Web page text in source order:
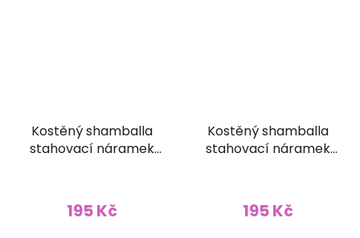
Kostěný shamballa
stahovací náramek
195 Kč
Kostěný shamballa
stahovací náramek
195 Kč